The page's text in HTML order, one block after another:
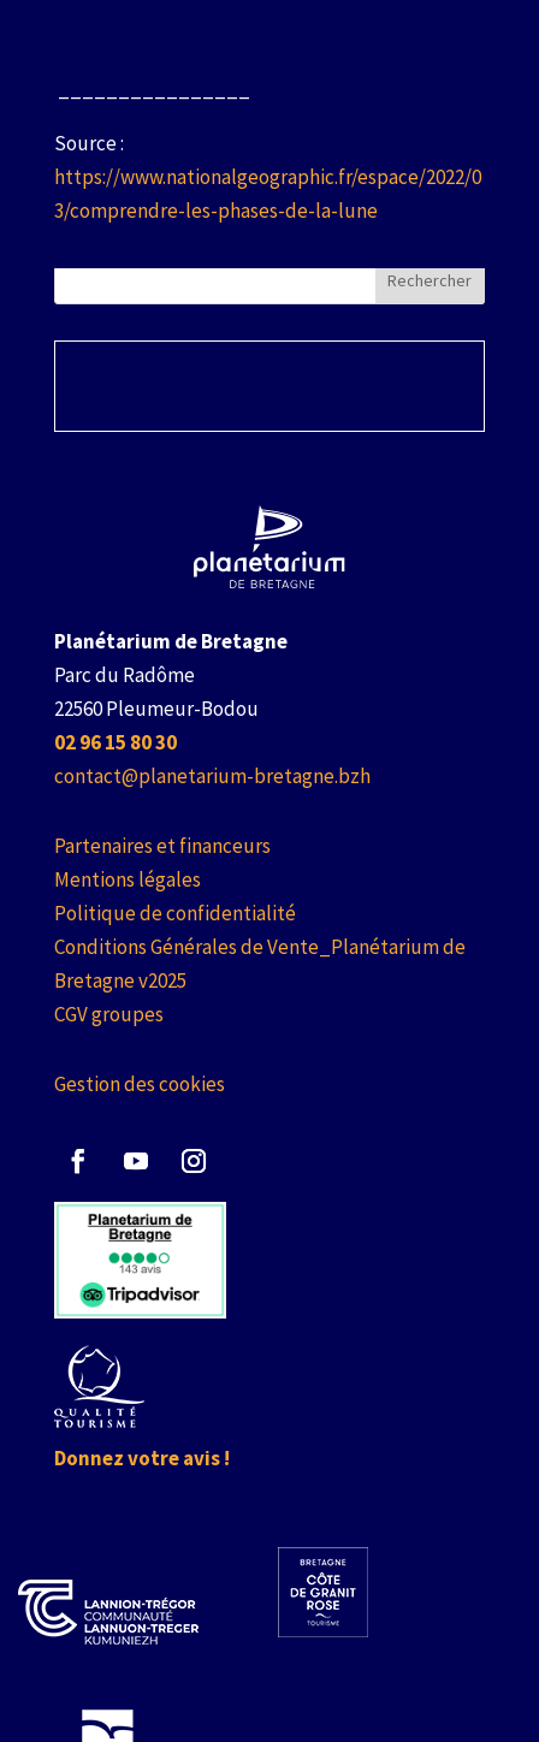
Source :
https://www.nationalgeographic.fr/espace/2022/0
3/comprendre-les-phases-de-la-lune
Rechercher
Planétarium de Bretagne
Parc du Radôme
22560 Pleumeur-Bodou
02 96 15 80 30
contact@planetarium-bretagne.bzh
Partenaires et financeurs
Mentions légales
Politique de confidentialité
Conditions Générales de Vente_Planétarium de
Bretagne v2025
CGV groupes
Gestion des cookies
Donnez votre avis !